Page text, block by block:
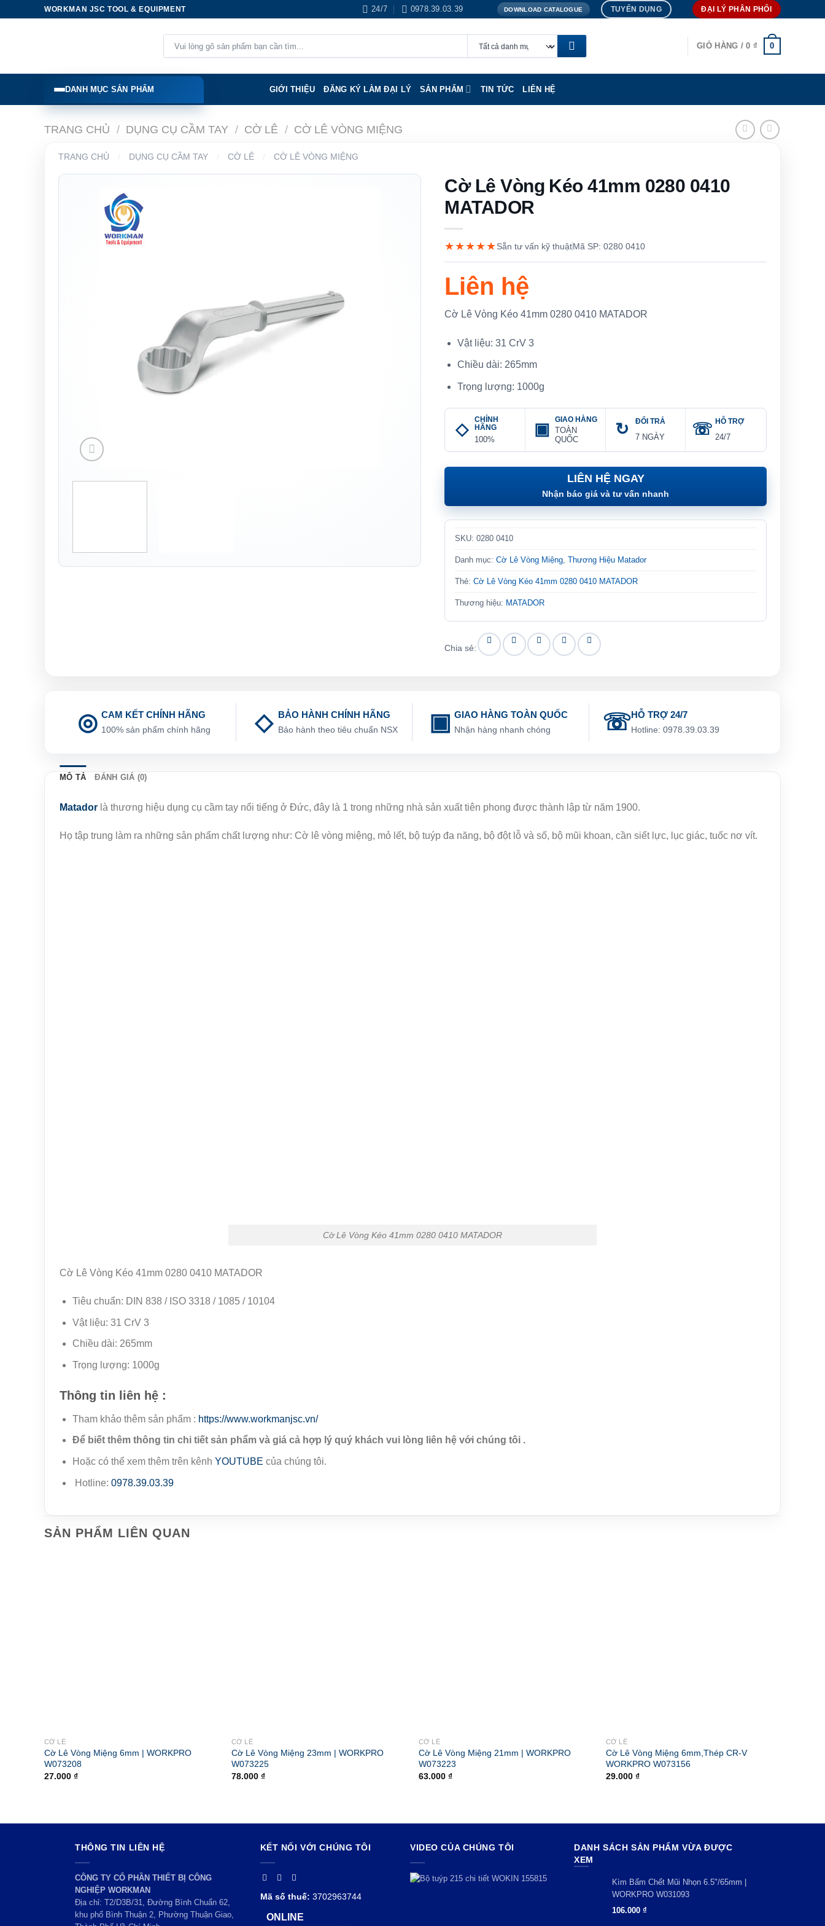
WORKMAN JSC TOOL & EQUIPMENT 24/7 0978.39.03.39 DOWNLOAD CATALOGUE TUYỂN DỤNG ĐẠI LÝ PHÂN PHỐI
kiếm:
GIỎ HÀNG /0 ₫ 0
DANH MỤC SẢN PHẨM GIỚI THIỆU ĐĂNG KÝ LÀM ĐẠI LÝ SẢN PHẨM TIN TỨC LIÊN HỆ
TRANG CHỦ / DỤNG CỤ CẦM TAY / CỜ LÊ / CỜ LÊ VÒNG MIỆNG
TRANG CHỦ DỤNG CỤ CẦM TAY CỜ LÊ CỜ LÊ VÒNG MIỆNG
Cờ Lê Vòng Kéo 41mm 0280 0410
MATADOR
★★★★★Sẵn tư vấn kỹ thuậtMã SP: 0280 0410
Liên hệ
Cờ Lê Vòng Kéo 41mm 0280 0410 MATADOR
Vật liệu: 31 CrV 3
Chiều dài: 265mm
Trọng lượng: 1000g
CHÍNH
HÃNG
100%
GIAO HÀNG
TOÀN
QUỐC
ĐỔI TRẢ
7 NGÀY
HỖ TRỢ
24/7
LIÊN HỆ NGAY
Nhận báo giá và tư vấn nhanh
SKU:0280 0410
Danh mục:Cờ Lê Vòng Miệng ,Thương Hiệu Matador
Thẻ:Cờ Lê Vòng Kéo 41mm 0280 0410 MATADOR
Thương hiệu: MATADOR
Chia sẻ:
CAM KẾT CHÍNH HÃNG
100% sản phẩm chính hãng
BẢO HÀNH CHÍNH HÃNG
Bảo hành theo tiêu chuẩn NSX
GIAO HÀNG TOÀN QUỐC
Nhận hàng nhanh chóng
HỖ TRỢ 24/7
Hotline: 0978.39.03.39
MÔ TẢ ĐÁNH GIÁ (0)
Matador là thương hiệu dụng cụ cầm tay nổi tiếng ở Đức, đây là 1 trong những nhà sản xuất tiên phong được thành lập từ năm 1900.
Họ tập trung làm ra những sản phẩm chất lượng như: Cờ lê vòng miệng, mỏ lết, bộ tuýp đa năng, bộ đột lỗ và số, bộ mũi khoan, cần siết lực, lục giác, tuốc nơ vít.
Cờ Lê Vòng Kéo 41mm 0280 0410 MATADOR
Cờ Lê Vòng Kéo 41mm 0280 0410 MATADOR
Tiêu chuẩn: DIN 838 / ISO 3318 / 1085 / 10104
Vật liệu: 31 CrV 3
Chiều dài: 265mm
Trọng lượng: 1000g
Thông tin liên hệ :
Tham khảo thêm sản phẩm : https://www.workmanjsc.vn/
Để biết thêm thông tin chi tiết sản phẩm và giá cả hợp lý quý khách vui lòng liên hệ với chúng tôi .
Hoặc có thể xem thêm trên kênh YOUTUBE của chúng tôi.
Hotline: 0978.39.03.39
SẢN PHẨM LIÊN QUAN
CỜ LÊ
Cờ Lê Vòng Miệng 6mm | WORKPRO
W073208
27.000 ₫
CỜ LÊ
Cờ Lê Vòng Miệng 23mm | WORKPRO
W073225
78.000 ₫
CỜ LÊ
Cờ Lê Vòng Miệng 21mm | WORKPRO
W073223
63.000 ₫
CỜ LÊ
Cờ Lê Vòng Miệng 6mm,Thép CR-V
WORKPRO W073156
29.000 ₫
THÔNG TIN LIÊN HỆ
CÔNG TY CỔ PHẦN THIẾT BỊ CÔNG
NGHIỆP WORKMAN
Địa chỉ: T2/D3B/31, Đường Bình Chuẩn 62,
khu phố Bình Thuận 2, Phường Thuận Giao,
KẾT NỐI VỚI CHÚNG TÔI
Mã số thuế: 3702963744
ONLINE
VIDEO CỦA CHÚNG TÔI
DANH SÁCH SẢN PHẨM VỪA ĐƯỢC
XEM
Kìm Bấm Chết Mũi Nhọn 6.5"/65mm |
WORKPRO W031093
106.000₫